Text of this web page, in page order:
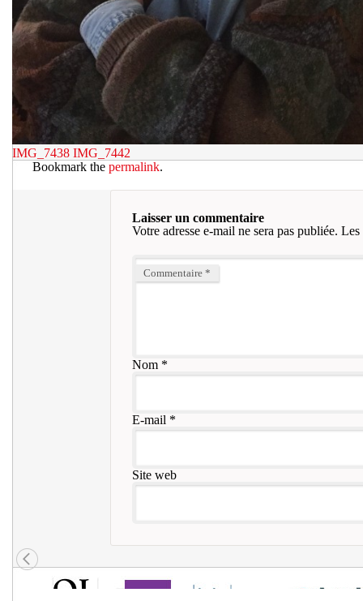
IMG_7438 IMG_7442
Bookmark the permalink.
Laisser un commentaire
Votre adresse e-mail ne sera pas publiée. Les
Commentaire *
Nom*
E-mail *
Site web